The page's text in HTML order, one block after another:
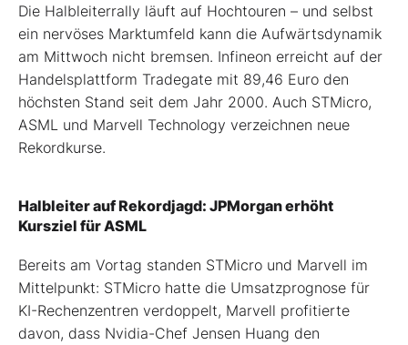
Die Halbleiterrally läuft auf Hochtouren – und selbst
ein nervöses Marktumfeld kann die Aufwärtsdynamik
am Mittwoch nicht bremsen. Infineon erreicht auf der
Handelsplattform Tradegate mit 89,46 Euro den
höchsten Stand seit dem Jahr 2000. Auch STMicro,
ASML und Marvell Technology verzeichnen neue
Rekordkurse.
Halbleiter auf Rekordjagd: JPMorgan erhöht
Kursziel für ASML
Bereits am Vortag standen STMicro und Marvell im
Mittelpunkt: STMicro hatte die Umsatzprognose für
KI-Rechenzentren verdoppelt, Marvell profitierte
davon, dass Nvidia-Chef Jensen Huang den